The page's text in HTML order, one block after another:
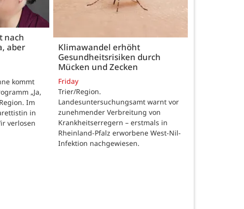
nach
aber
kommt
„Ja,
Im
in
verlosen
Klimawandel erhöht
Gesundheitsrisiken durch
Mücken und Zecken
Friday
Trier/Region.
Landesuntersuchungsamt warnt vor
zunehmender Verbreitung von
Krankheitserregern – erstmals in
Rheinland-Pfalz erworbene West-Nil-
Infektion nachgewiesen.